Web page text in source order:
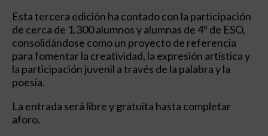
Esta tercera edición ha contado con la participación
de cerca de 1.300 alumnos y alumnas de 4º de ESO,
consolidándose como un proyecto de referencia
para fomentar la creatividad, la expresión artística y
la participación juvenil a través de la palabra y la
poesía.
La entrada será libre y gratuita hasta completar
aforo.